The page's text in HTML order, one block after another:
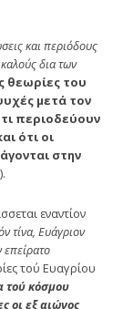
και περιόδους
δια των
θεωρίες του
μετά τον
περιοδεύουν
ότι οι
στην
ενα­ντίον
τίνα, Ευάγριον
επείρατο
τού Ευαγρίου
τού κόσμου
οι εξ αιώνος